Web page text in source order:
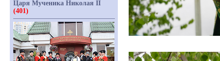
Царя Мученика Николая II
(401)